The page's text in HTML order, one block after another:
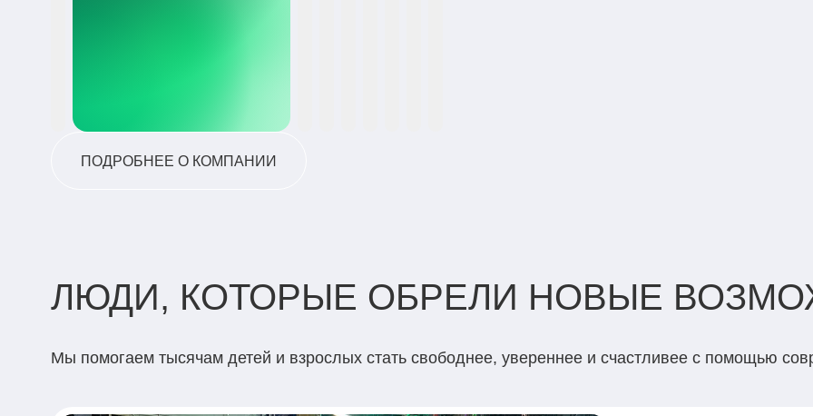
ПОДРОБНЕЕ О КОМПАНИИ
ЛЮДИ, КОТОРЫЕ ОБРЕЛИ НОВЫЕ
Мы помогаем тысячам детей и взрослых стать свободнее, увереннее и счастливее с помощью